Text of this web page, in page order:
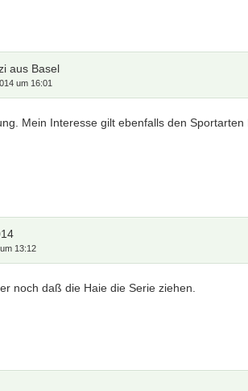
aus Basel
um 16:01
Mein Interesse gilt ebenfalls den Sportarten
13:12
noch daß die Haie die Serie ziehen.